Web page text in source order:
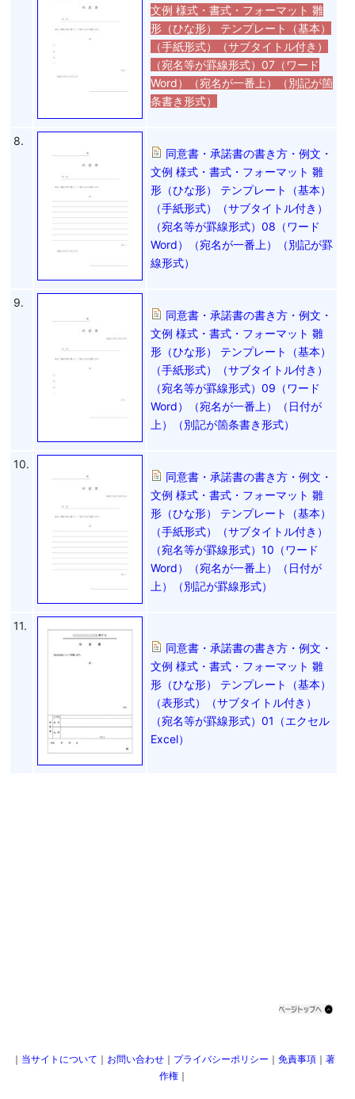
文例 様式・書式・フォーマット 雛
形（ひな形） テンプレート（基本）
（手紙形式）（サブタイトル付き）
（宛名等が罫線形式）07（ワード
Word）（宛名が一番上）（別記が箇
条書き形式）
8.
同意書・承諾書の書き方・例文・
文例 様式・書式・フォーマット 雛
形（ひな形） テンプレート（基本）
（手紙形式）（サブタイトル付き）
（宛名等が罫線形式）08（ワード
Word）（宛名が一番上）（別記が罫
線形式）
9.
同意書・承諾書の書き方・例文・
文例 様式・書式・フォーマット 雛
形（ひな形） テンプレート（基本）
（手紙形式）（サブタイトル付き）
（宛名等が罫線形式）09（ワード
Word）（宛名が一番上）（日付が
上）（別記が箇条書き形式）
10.
同意書・承諾書の書き方・例文・
文例 様式・書式・フォーマット 雛
形（ひな形） テンプレート（基本）
（手紙形式）（サブタイトル付き）
（宛名等が罫線形式）10（ワード
Word）（宛名が一番上）（日付が
上）（別記が罫線形式）
11.
同意書・承諾書の書き方・例文・
文例 様式・書式・フォーマット 雛
形（ひな形） テンプレート（基本）
（表形式）（サブタイトル付き）
（宛名等が罫線形式）01（エクセル
Excel）
｜ 当サイトについて ｜ お問い合わせ ｜ プライバシーポリシー ｜ 免責事項 ｜ 著
作権 ｜